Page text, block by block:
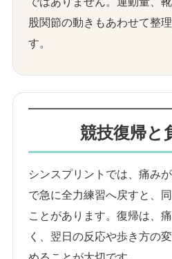
股関節の動きもあわせて整
す。
競技復帰と
シンスプリントでは、痛み
で急に全力練習へ戻すと、
ことがあります。復帰は、
く、翌日の反応や歩き方の